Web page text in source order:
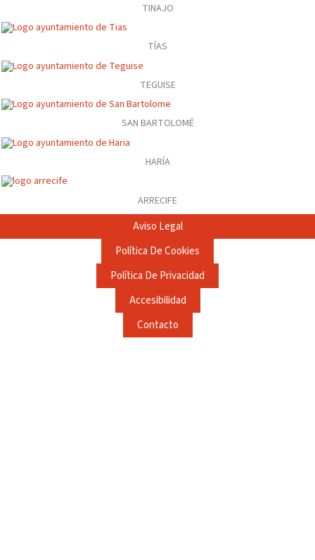
TINAJO
TÍAS
TEGUISE
SAN BARTOLOMÉ
HARÍA
ARRECIFE
Aviso Legal
Política De Cookies
Política De Privacidad
Accesibilidad
Contacto